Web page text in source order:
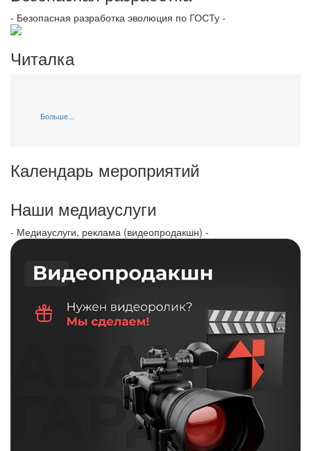
- Безопасная разработка эволюция по ГОСТу -
Читалка
Больше...
Календарь мероприятий
Наши медиауслуги
- Медиауслуги, реклама (видеопродакшн) -